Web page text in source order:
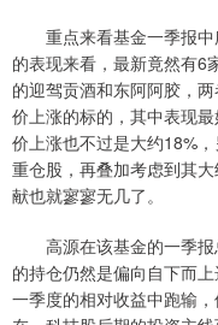
重点来看基金一季报中
的表现来看，最新竟然有6
的迎驾贡酒和东阿阿胶，
价上涨的标的，其中表现
价上涨也不过是大约18%
重仓股，再叠加考虑到其
献也就寥寥无几了。
高源在该基金的一季报
的持仓仍然是偏向自下而
一季度的相对收益中跑输